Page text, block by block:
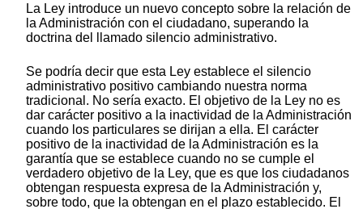
La Ley introduce un nuevo concepto sobre la relación de
la Administración con el ciudadano, superando la
doctrina del llamado silencio administrativo.
Se podría decir que esta Ley establece el silencio
administrativo positivo cambiando nuestra norma
tradicional. No sería exacto. El objetivo de la Ley no es
dar carácter positivo a la inactividad de la Administración
cuando los particulares se dirijan a ella. El carácter
positivo de la inactividad de la Administración es la
garantía que se establece cuando no se cumple el
verdadero objetivo de la Ley, que es que los ciudadanos
obtengan respuesta expresa de la Administración y,
sobre todo, que la obtengan en el plazo establecido. El